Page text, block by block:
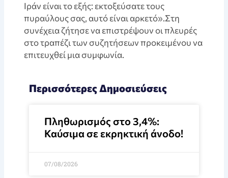
Ιράν είναι το εξής: εκτοξεύσατε τους
πυραύλους σας, αυτό είναι αρκετό».Στη
συνέχεια ζήτησε να επιστρέψουν οι πλευρές
στο τραπέζι των συζητήσεων προκειμένου να
επιτευχθεί μια συμφωνία.
Περισσότερες Δημοσιεύσεις
Πληθωρισμός στο 3,4%:
Καύσιμα σε εκρηκτική άνοδο!
07/08/2026